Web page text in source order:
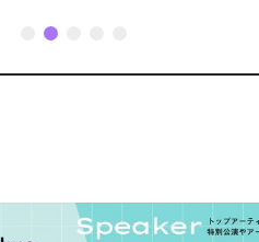
1 2